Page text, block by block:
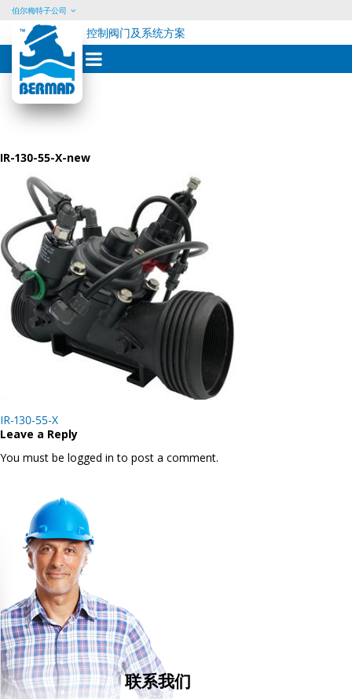
Skip
content
伯尔梅特子公司
控制阀门及系统方案
IR-130-55-X-new
Post
navigation
IR-130-55-X
Leave a Reply
You must be logged in to post a comment.
联系我们